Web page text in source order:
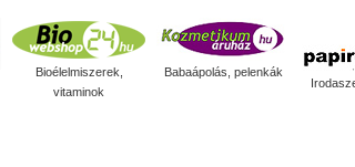
Bioélelmiszerek,
vitaminok
Babaápolás, pelenkák